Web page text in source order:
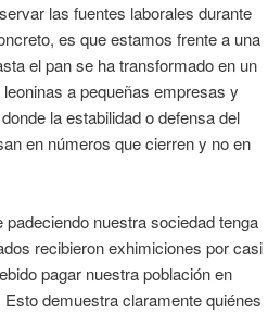
las fuentes laborales durante
es que estamos frente a una
el pan se ha transformado en un
a pequeñas empresas y
la estabilidad o defensa del
en números que cierren y no en
nuestra sociedad tenga
recibieron exhimiciones por casi
pagar nuestra población en
demuestra claramente quiénes